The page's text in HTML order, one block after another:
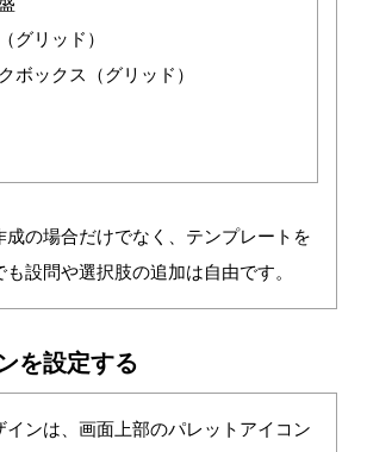
グリッド）
ボックス（グリッド）
成の場合だけでなく、テンプレートを
設問や選択肢の追加は自由です。
を設定する
インは、画面上部のパレットアイコン